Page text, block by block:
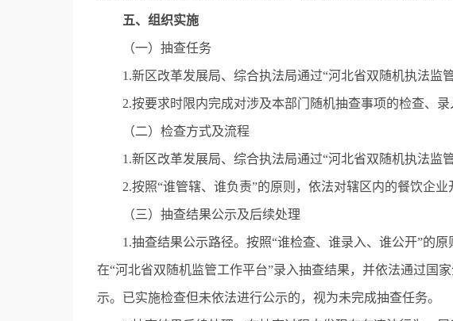
五、组织实施
（一）抽查任务
1.新区改革发展局、综合执法局通过“河北省双随机执法监管
2.按要求时限内完成对涉及本部门随机抽查事项的检查、录
（二）检查方式及流程
1.新区改革发展局、综合执法局通过“河北省双随机执法监管
2.按照“谁管辖、谁负责”的原则，依法对辖区内的餐饮企业
（三）抽查结果公示及后续处理
1.抽查结果公示路径。按照“谁检查、谁录入、谁公开”的原
在“河北省双随机监管工作平台”录入抽查结果，并依法通过国
示。已实施检查但未依法进行公示的，视为未完成抽查任务。